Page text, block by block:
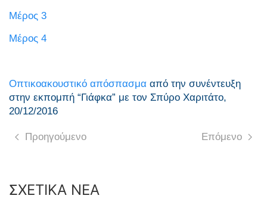
Μέρος 3
Μέρος 4
Οπτικοακουστικό απόσπασμα από την συνέντευξη
στην εκπομπή “Γιάφκα” με τον Σπύρο Χαριτάτο,
20/12/2016
Προηγούμενο Επόμενο
ΣΧΕΤΙΚΑ ΝΕΑ